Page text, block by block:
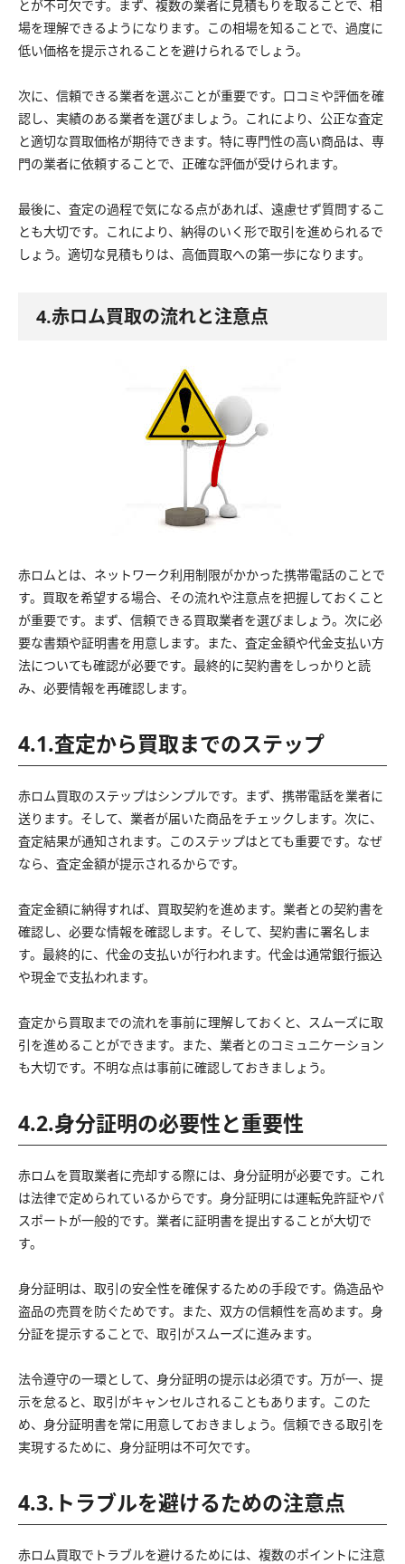
とが不可欠です。まず、複数の業者に見積もりを取ることで、相
場を理解できるようになります。この相場を知ることで、過度に
低い価格を提示されることを避けられるでしょう。
次に、信頼できる業者を選ぶことが重要です。口コミや評価を確
認し、実績のある業者を選びましょう。これにより、公正な査定
と適切な買取価格が期待できます。特に専門性の高い商品は、専
門の業者に依頼することで、正確な評価が受けられます。
最後に、査定の過程で気になる点があれば、遠慮せず質問するこ
とも大切です。これにより、納得のいく形で取引を進められるで
しょう。適切な見積もりは、高価買取への第一歩になります。
4.赤ロム買取の流れと注意点
赤ロムとは、ネットワーク利用制限がかかった携帯電話のことで
す。買取を希望する場合、その流れや注意点を把握しておくこと
が重要です。まず、信頼できる買取業者を選びましょう。次に必
要な書類や証明書を用意します。また、査定金額や代金支払い方
法についても確認が必要です。最終的に契約書をしっかりと読
み、必要情報を再確認します。
4.1.査定から買取までのステップ
赤ロム買取のステップはシンプルです。まず、携帯電話を業者に
送ります。そして、業者が届いた商品をチェックします。次に、
査定結果が通知されます。このステップはとても重要です。なぜ
なら、査定金額が提示されるからです。
査定金額に納得すれば、買取契約を進めます。業者との契約書を
確認し、必要な情報を確認します。そして、契約書に署名しま
す。最終的に、代金の支払いが行われます。代金は通常銀行振込
や現金で支払われます。
査定から買取までの流れを事前に理解しておくと、スムーズに取
引を進めることができます。また、業者とのコミュニケーション
も大切です。不明な点は事前に確認しておきましょう。
4.2.身分証明の必要性と重要性
赤ロムを買取業者に売却する際には、身分証明が必要です。これ
は法律で定められているからです。身分証明には運転免許証やパ
スポートが一般的です。業者に証明書を提出することが大切で
す。
身分証明は、取引の安全性を確保するための手段です。偽造品や
盗品の売買を防ぐためです。また、双方の信頼性を高めます。身
分証を提示することで、取引がスムーズに進みます。
法令遵守の一環として、身分証明の提示は必須です。万が一、提
示を怠ると、取引がキャンセルされることもあります。このた
め、身分証明書を常に用意しておきましょう。信頼できる取引を
実現するために、身分証明は不可欠です。
4.3.トラブルを避けるための注意点
赤ロム買取でトラブルを避けるためには、複数のポイントに注意